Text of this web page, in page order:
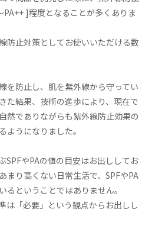
PA++ ]程度となることが多くありま
防止対策としてお使いいただける数
を防止し、肌を紫外線から守ってい
た結果、技術の進歩により、現在で
然でありながらも紫外線防止効果の
ようになりました。
SPFやPAの値の目安はお出ししてお
まり高くない日常生活で、SPFやPA
るということではありません。
は「必要」という観点からお出しし